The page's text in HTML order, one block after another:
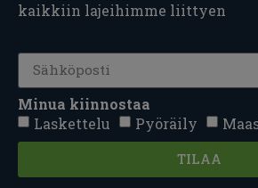
kaikkiin lajeihimme liittyen
Minua kiinnostaa
Laskettelu
Pyöräily
TILAA